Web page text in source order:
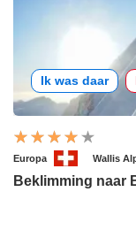
Ik was daar
Europa Wallis
Beklimming naar